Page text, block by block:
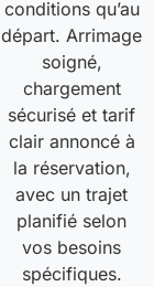
conditions qu’au
départ. Arrimage
soigné,
chargement
sécurisé et tarif
clair annoncé à
la réservation,
avec un trajet
planifié selon
vos besoins
spécifiques.